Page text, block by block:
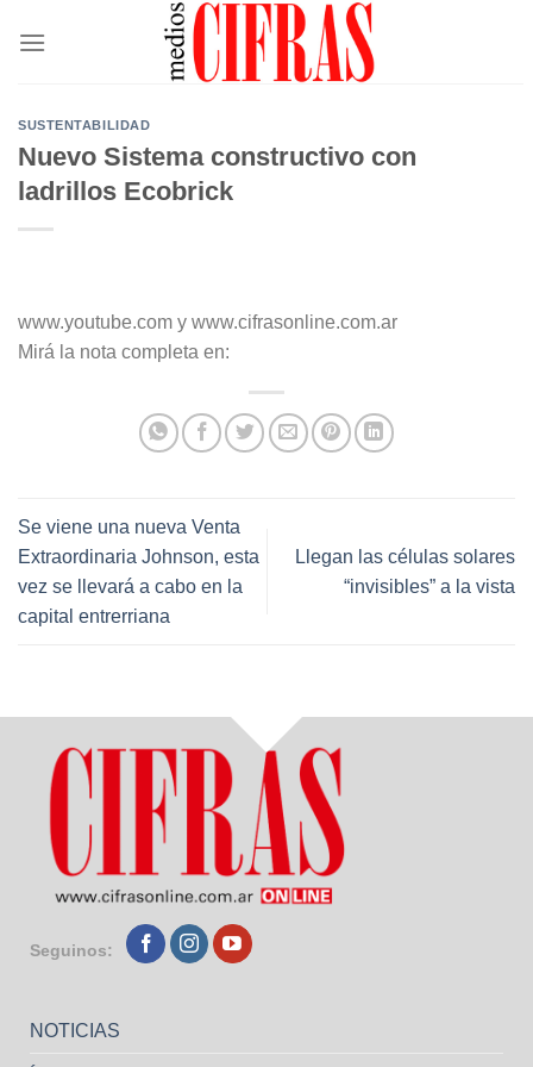
SUSTENTABILIDAD
Nuevo Sistema constructivo con
ladrillos Ecobrick
www.youtube.com y www.cifrasonline.com.ar
Mirá la nota completa en:
Se viene una nueva Venta
Extraordinaria Johnson, esta
vez se llevará a cabo en la
capital entrerriana
Llegan las células solares
“invisibles” a la vista
Seguinos:
NOTICIAS